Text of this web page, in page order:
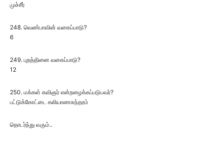
முச்சீர்
248. வெண்பாவின் வகைப்பாடு?
6
249. புறத்தினை வகைப்பாடு?
12
250. மக்கள் கவிஞர் என்றழைக்கப்படுபவர்?
பட்டுக்கோட்டை கலியாணசுந்தரம்
தொடர்ந்து வரும்..